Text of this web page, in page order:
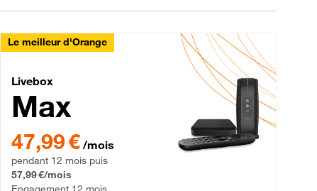
12 mois
Le meilleur d'Orange
Livebox Max Fibre
Livebox
Max
47,99 € par mois pendant 12 mois puis 57,99 € par mois,
47,99 € /mois
pendant 12 mois puis
57,99 €/mois
Engagement 12 mois